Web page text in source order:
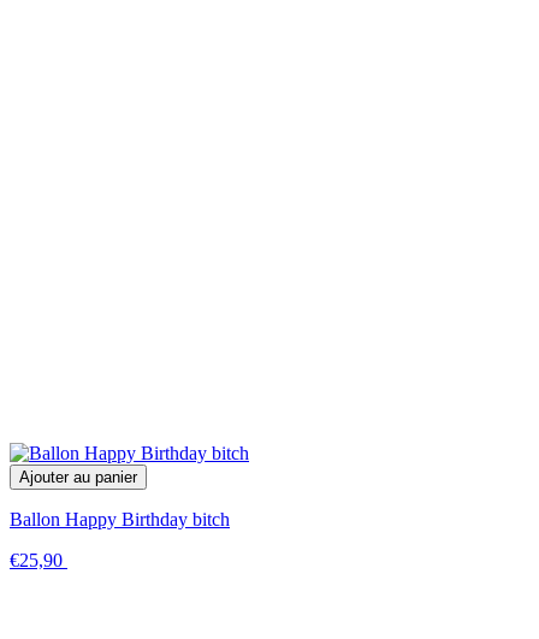
Ajouter au panier
Ballon Happy Birthday bitch
€25,90